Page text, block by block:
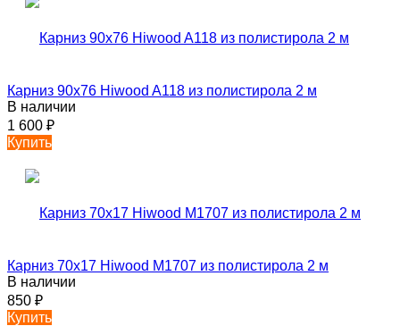
Карниз 90х76 Hiwood A118 из полистирола 2 м
В наличии
1 600 ₽
Купить
Карниз 70х17 Hiwood M1707 из полистирола 2 м
В наличии
850 ₽
Купить